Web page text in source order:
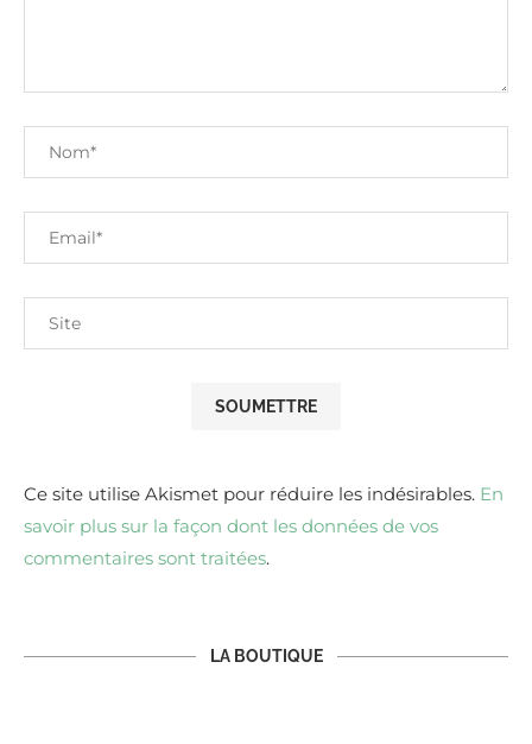
Ce site utilise Akismet pour réduire les indésirables. En
savoir plus sur la façon dont les données de vos
commentaires sont traitées.
LA BOUTIQUE